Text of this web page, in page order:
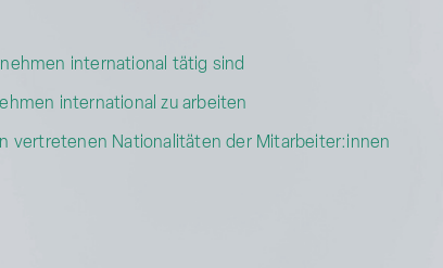
international tätig sind
international zu arbeiten
vertretenen Nationalitäten der Mitarbeiter:innen